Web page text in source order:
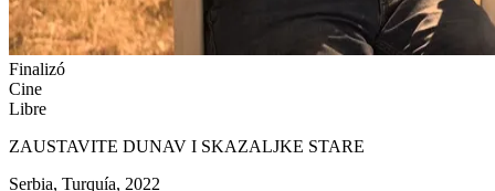
Finalizó
Cine
Libre
ZAUSTAVITE DUNAV I SKAZALJKE STARE
Serbia, Turquía, 2022